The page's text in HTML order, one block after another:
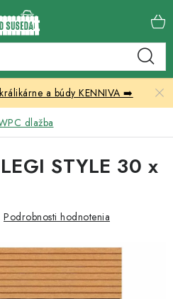
a búdy KENNIVA ➡️
dlažba
STYLE 30 x
Podrobnosti hodnotenia